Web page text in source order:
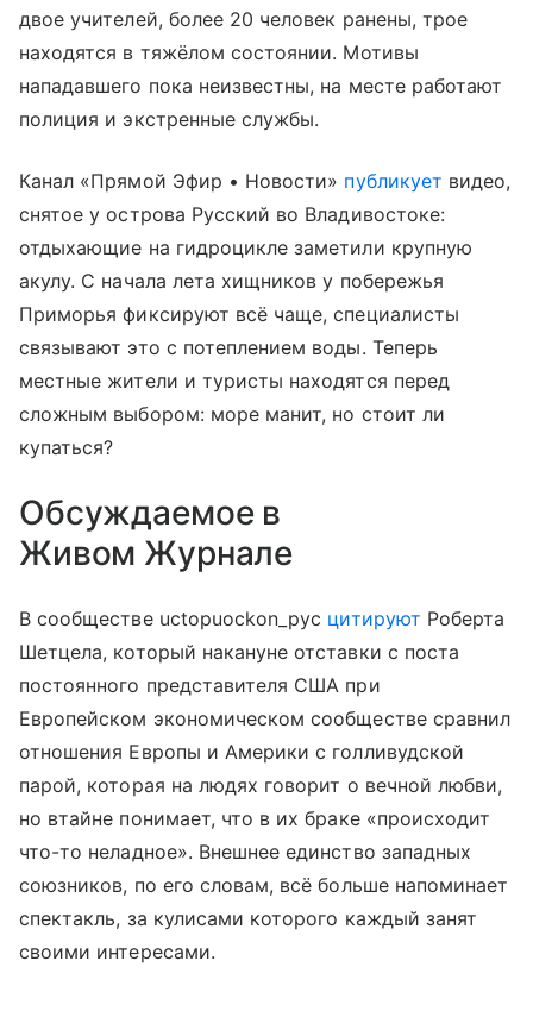
двое учителей, более 20 человек ранены, трое
находятся в тяжёлом состоянии. Мотивы
нападавшего пока неизвестны, на месте работают
полиция и экстренные службы.
Канал «Прямой Эфир • Новости» публикует видео,
снятое у острова Русский во Владивостоке:
отдыхающие на гидроцикле заметили крупную
акулу. С начала лета хищников у побережья
Приморья фиксируют всё чаще, специалисты
связывают это с потеплением воды. Теперь
местные жители и туристы находятся перед
сложным выбором: море манит, но стоит ли
купаться?
Обсуждаемое в
Живом Журнале
В сообществе uctopuockon_pyc цитируют Роберта
Шетцела, который накануне отставки с поста
постоянного представителя США при
Европейском экономическом сообществе сравнил
отношения Европы и Америки с голливудской
парой, которая на людях говорит о вечной любви,
но втайне понимает, что в их браке «происходит
что-то неладное». Внешнее единство западных
союзников, по его словам, всё больше напоминает
спектакль, за кулисами которого каждый занят
своими интересами.